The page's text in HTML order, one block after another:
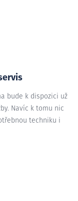
bude k dispozici už
Navíc k tomu nic
techniku i